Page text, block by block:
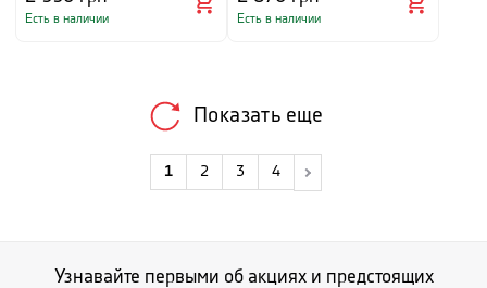
Есть в наличии Есть в наличии
Показать еще
1 2 3 4
Узнавайте первыми об акциях и предстоящих